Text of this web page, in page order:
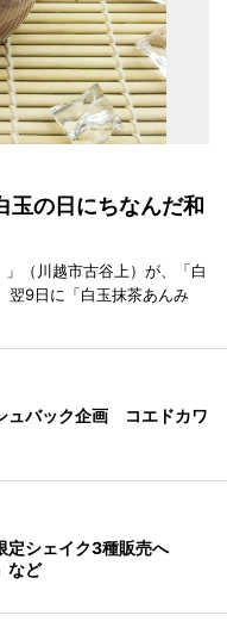
玉の日にちなんだ和
（川越市古谷上）が、「白
翌9日に「白玉抹茶あんみ
ュバック企画 コエドカワ
定シェイク3種販売へ
など